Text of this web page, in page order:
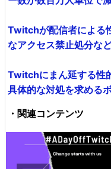
Twitchが配信者による
なアクセス禁止処分な
Twitchにまん延する性
具体的な対処を求める
・関連コンテンツ